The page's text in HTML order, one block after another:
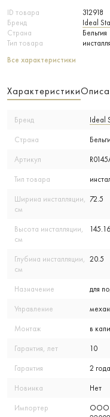
ID товара
312918
Бренд
Ideal
Страна
Бельгия
Тип товара
Все характеристики
Характеристики
Бренд Ideal
Страна
Артикул
Тип товара
Ширина инсталляции,
см
72.5
Высота инсталляции,
см
Глубина инсталляции,
см
20.5
Назначение для
Управление
Монтаж в
Гарантия, лет 10
Гарантия 2 года
Новинка Нет
Импортер
ООО